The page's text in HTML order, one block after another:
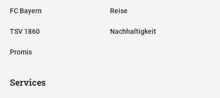
FC Bayern
TSV 1860
Promis
Reise
Nachhaltigkeit
Services